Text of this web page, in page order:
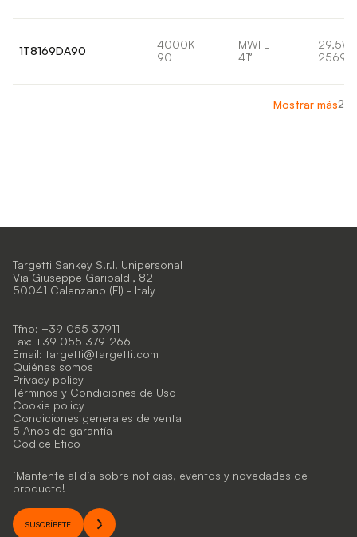
1T8169DA90
4000K
90
MWFL
41°
29,5W
2569lm
Mostrar más2
Targetti Sankey S.r.l. Unipersonal
Via Giuseppe Garibaldi, 82
50041 Calenzano (FI) - Italy
Tfno: +39 055 37911
Fax: +39 055 3791266
Email: targetti@targetti.com
Quiénes somos
Privacy policy
Términos y Condiciones de Uso
Cookie policy
Condiciones generales de venta
5 Años de garantía
Codice Etico
¡Mantente al día sobre noticias, eventos y novedades de
producto!
SUSCRÍBETE